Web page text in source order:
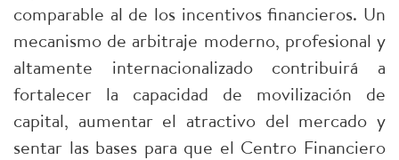
comparable al de los incentivos financieros. Un
mecanismo de arbitraje moderno, profesional y
altamente internacionalizado contribuirá a
fortalecer la capacidad de movilización de
capital, aumentar el atractivo del mercado y
sentar las bases para que el Centro Financiero